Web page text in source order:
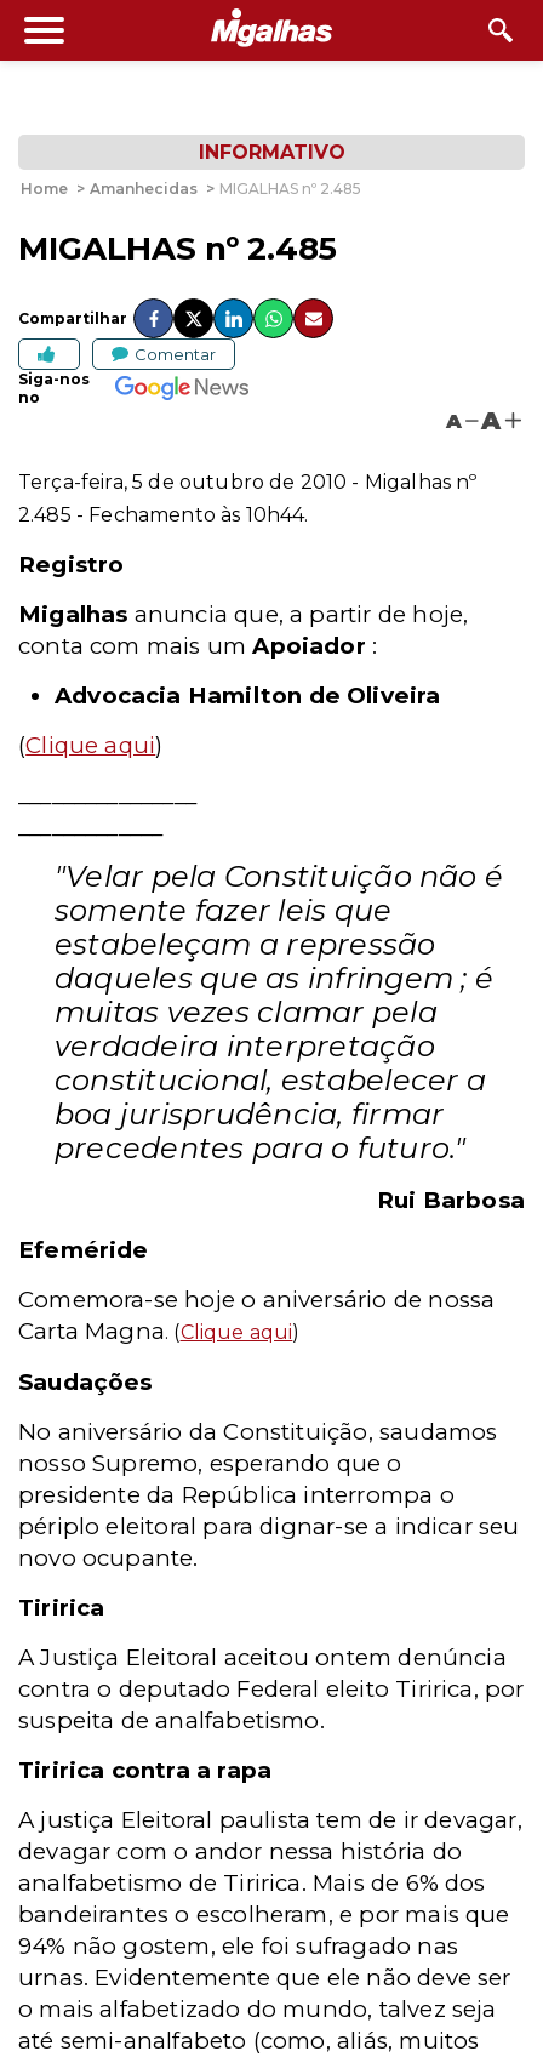
INFORMATIVO
Home > Amanhecidas > MIGALHAS nº 2.485
MIGALHAS nº 2.485
Compartilhar
Comentar
Siga-nos
no
A A
Terça-feira, 5 de outubro de 2010 - Migalhas nº
2.485 - Fechamento às 10h44.
Registro
Migalhas anuncia que, a partir de hoje,
conta com mais umApoiador :
Advocacia Hamilton de Oliveira
(Clique aqui)
"Velar pela Constituição não é
somente fazer leis que
estabeleçam a repressão
daqueles que as infringem ; é
muitas vezes clamar pela
verdadeira interpretação
constitucional, estabelecer a
boa jurisprudência, firmar
precedentes para o futuro."
Rui Barbosa
Efeméride
Comemora-se hoje o aniversário de nossa
Carta Magna. (Clique aqui)
Saudações
No aniversário da Constituição, saudamos
nosso Supremo, esperando que o
presidente da República interrompa o
périplo eleitoral para dignar-se a indicar seu
novo ocupante.
Tiririca
A Justiça Eleitoral aceitou ontem denúncia
contra o deputado Federal eleito Tiririca, por
suspeita de analfabetismo.
Tiririca contra a rapa
A justiça Eleitoral paulista tem de ir devagar,
devagar com o andor nessa história do
analfabetismo de Tiririca. Mais de 6% dos
bandeirantes o escolheram, e por mais que
94% não gostem, ele foi sufragado nas
urnas. Evidentemente que ele não deve ser
o mais alfabetizado do mundo, talvez seja
até semi-analfabeto (como, aliás, muitos